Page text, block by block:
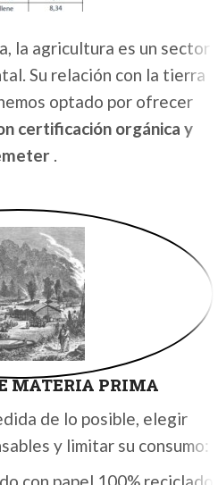
transigir.
la agricultura es un sector
Su relación con la tierra
optado por ofrecer
certificación orgánica y
.
MATERIA PRIMA
de lo posible, elegir
y limitar su consumo:
con papel 100% reciclado